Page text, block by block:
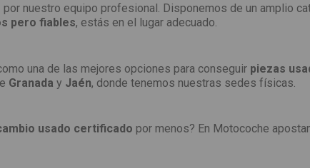
por nuestro equipo profesional. Disponemos de un amplio
pero fiables, estás en el lugar adecuado.
una de las mejores opciones para conseguir piezas
Granada y Jaén, donde tenemos nuestras sedes físicas.
usado certificado por menos? En Motocoche